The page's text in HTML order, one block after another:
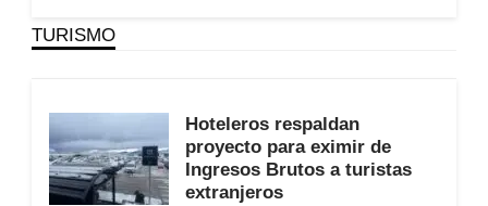
TURISMO
Hoteleros respaldan
proyecto para eximir de
Ingresos Brutos a turistas
extranjeros